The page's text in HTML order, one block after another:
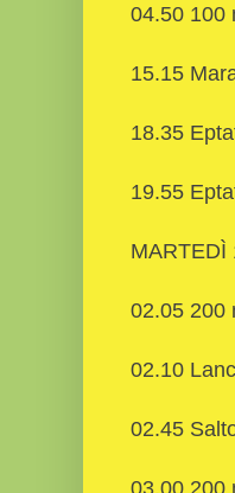
04.50 100
15.15
18.35
19.55
MARTEDÌ
02.05 200
02.10
02.45